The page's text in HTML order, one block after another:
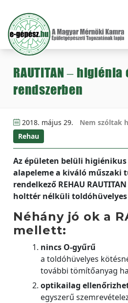
RAUTITAN –
rendszerben
2018. május 29. Nem szóltak
Rehau
Az épületen belüli
alapeleme a kiváló műszaki
rendelkező REHAU
holttér nélküli
Néhány jó ok a
mellett:
nincs O-gyűrű
a toldóhüvelyes
további tömítőanyag
optikailag
egyszerű